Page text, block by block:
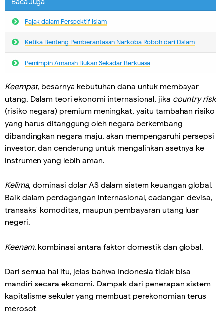
Baca Juga
Pajak dalam Perspektif Islam
Ketika Benteng Pemberantasan Narkoba Roboh dari Dalam
Pemimpin Amanah Bukan Sekadar Berkuasa
Keempat, besarnya kebutuhan dana untuk membayar
utang. Dalam teori ekonomi internasional, jika country risk
(risiko negara) premium meningkat, yaitu tambahan risiko
yang harus ditanggung oleh negara berkembang
dibandingkan negara maju, akan mempengaruhi persepsi
investor, dan cenderung untuk mengalihkan asetnya ke
instrumen yang lebih aman.
Kelima, dominasi dolar AS dalam sistem keuangan global.
Baik dalam perdagangan internasional, cadangan devisa,
transaksi komoditas, maupun pembayaran utang luar
negeri.
Keenam, kombinasi antara faktor domestik dan global.
Dari semua hal itu, jelas bahwa Indonesia tidak bisa
mandiri secara ekonomi. Dampak dari penerapan sistem
kapitalisme sekuler yang membuat perekonomian terus
merosot.